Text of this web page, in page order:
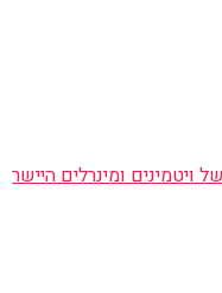
ויטמינים ומינרלים היישר